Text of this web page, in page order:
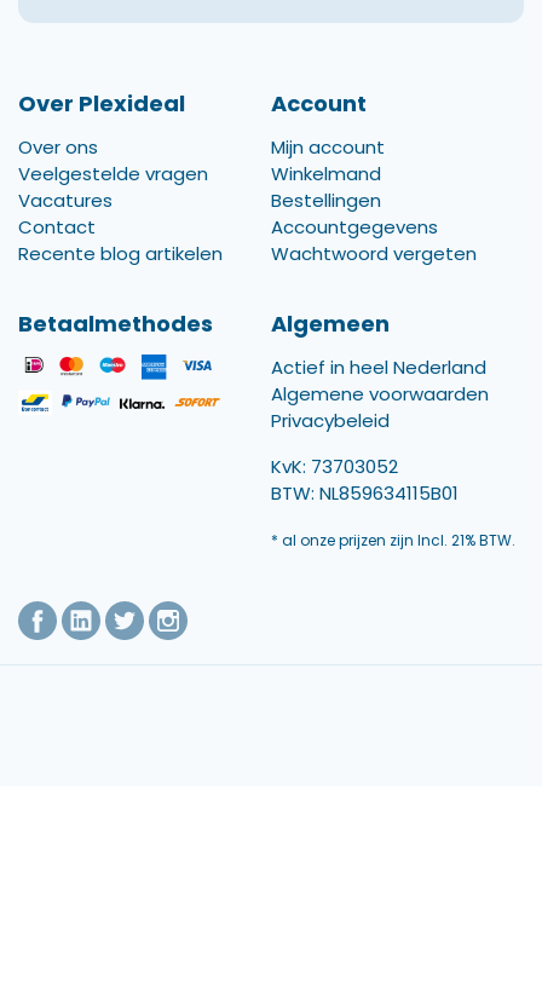
Over Plexideal
Over ons
Veelgestelde vragen
Vacatures
Contact
Recente blog artikelen
Account
Mijn account
Winkelmand
Bestellingen
Accountgegevens
Wachtwoord vergeten
Betaalmethodes Algemeen
Actief in heel Nederland
Algemene voorwaarden
Privacybeleid
KvK: 73703052
BTW: NL859634115B01
* al onze prijzen zijn Incl. 21% BTW.